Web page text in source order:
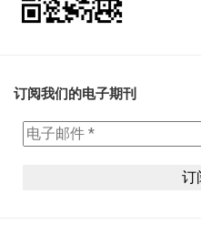
订阅我们的电子期刊